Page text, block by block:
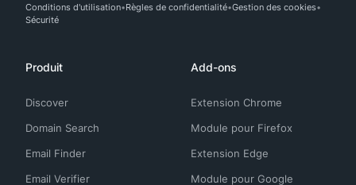
Conditions d'utilisation Règles de confidentialité Gestion des cookies
Sécurité
Produit
Discover
Domain Search
Email Finder
Email Verifier
Add-ons
Extension Chrome
Module pour Firefox
Extension Edge
Module pour Google